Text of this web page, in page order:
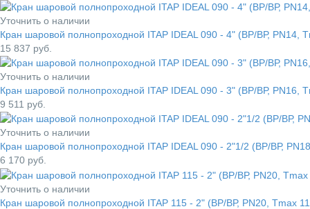
Уточнить о наличии
Кран шаровой полнопроходной ITAP IDEAL 090 - 4" (ВР/ВР, PN14,
15 837 руб.
Уточнить о наличии
Кран шаровой полнопроходной ITAP IDEAL 090 - 3" (ВР/ВР, PN16,
9 511 руб.
Уточнить о наличии
Кран шаровой полнопроходной ITAP IDEAL 090 - 2"1/2 (ВР/ВР,
6 170 руб.
Уточнить о наличии
Кран шаровой полнопроходной ITAP 115 - 2" (ВР/ВР, PN20, Tmax